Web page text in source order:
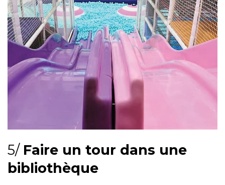
5/ Faire un tour dans une
bibliothèque